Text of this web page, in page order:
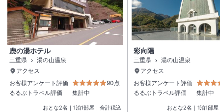
鹿の湯ホテル
三重県
湯の山温泉
アクセス
お客様アンケート評価
90点
るるぶトラベル評価
集計中
おとな2名 ｜ 1泊1部屋｜合計税込
彩向陽
三重県
湯の山温泉
アクセス
お客様アンケート評価
るるぶトラベル評価
集計中
おとな2名 ｜ 1泊1部屋